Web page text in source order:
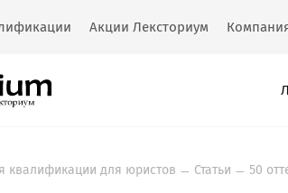
Акции Лексториум
квалификации для юристов Статьи 50